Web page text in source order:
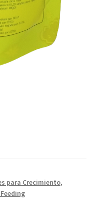
para Crecimiento,